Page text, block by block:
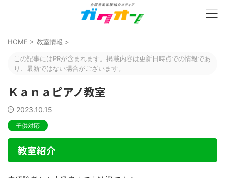
HOME > 教室情報 >
この記事にはPRが含まれます。掲載内容は更新日時点での情報であ
り、最新ではない場合がございます。
Ｋａｎａピアノ教室
2023.10.15
子供対応
教室紹介